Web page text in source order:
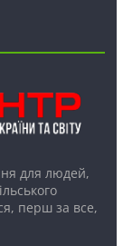
для людей,
перш за все,